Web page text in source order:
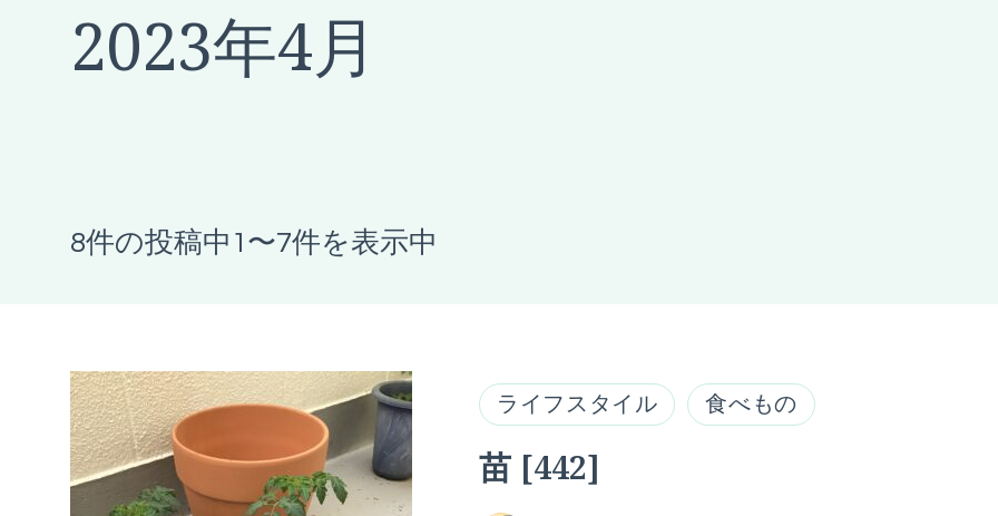
2023年4月
8件の投稿中1〜7件を表示中
ライフスタイル 食べもの
苗 [442]